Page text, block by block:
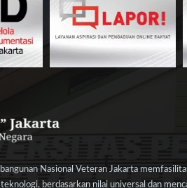
Nasional Veteran Jakarta
berdasarkan nilai universal dan